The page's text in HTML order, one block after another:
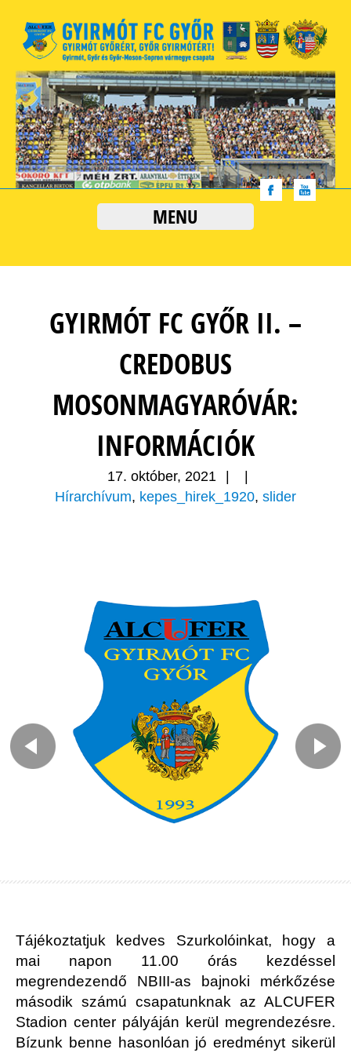
MENU
GYIRMÓT FC GYŐR II. –
CREDOBUS
MOSONMAGYARÓVÁR:
INFORMÁCIÓK
17. október, 2021
Hírarchívum, kepes_hirek_1920, slider
Tájékoztatjuk kedves Szurkolóinkat, hogy a
mai napon 11.00 órás kezdéssel
megrendezendő NBIII-as bajnoki mérkőzése
második számú csapatunknak az ALCUFER
Stadion center pályáján kerül megrendezésre.
Bízunk benne hasonlóan jó eredményt sikerül